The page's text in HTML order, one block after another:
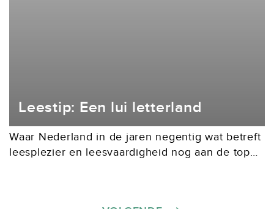
Leestip: Een lui letterland
Waar Nederland in de jaren negentig wat betreft
leesplezier en leesvaardigheid nog aan de top
Berichten paginering